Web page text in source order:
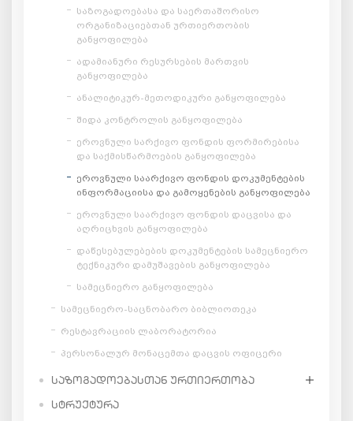
საზოგადოებასა და საერთაშორისო
ორგანიზაციებთან ურთიერთობის
განყოფილება
ადამიანური რესურსების მართვის
განყოფილება
ანალიტიკურ-მეთოდიკური განყოფილება
შიდა კონტროლის განყოფილება
ეროვნული სარქივო ფონდის ფორმირებისა
და საქმისწარმოების განყოფილება
ეროვნული საარქივო ფონდის დოკუმენტების
ინფორმაციისა და გამოყენების განყოფილება
ეროვნული საარქივო ფონდის დაცვისა და
აღრიცხვის განყოფილება
დაწესებულებების დოკუმენტების სამეცნიერო
ტექნიკური დამუშავების განყოფილება
სამეცნიერო განყოფილება
სამეცნიერო-საცნობარო ბიბლიოთეკა
რესტავრაციის ლაბორატორია
პერსონალურ მონაცემთა დაცვის ოფიცერი
ᲡᲐᲖᲝᲒᲐᲓᲝᲔᲑᲐᲡᲗᲐᲜ ᲣᲠᲗᲘᲔᲠᲗᲝᲑᲐ
ᲡᲢᲠᲣᲥᲢᲣᲠᲐ